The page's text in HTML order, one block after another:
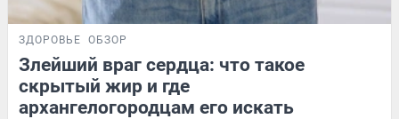
ЗДОРОВЬЕ ОБЗОР
Злейший враг сердца: что такое
скрытый жир и где
архангелогородцам его искать